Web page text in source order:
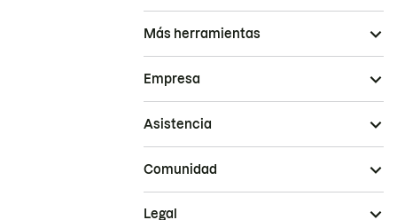
Más herramientas
Empresa
Asistencia
Comunidad
Legal